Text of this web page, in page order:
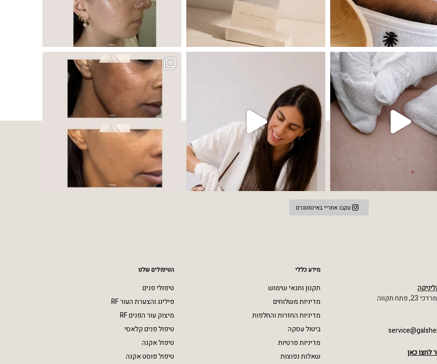
שהעור פשוט צריך לעצור רגע, לנשום ולהתאזן תהליך אחד שיכול לעשות הבדל גדול במראה ובאיכות העור
עקבו אחריי באינסטגרם
תקווה
לחצו כאן
מידע כללי
תקנון ותנאי שימוש
מדיניות משלוחים
מדיניות החזרות והחלפות
ביטול עסקה
מדיניות פרטיות
שאלות נפוצות
הטיפולים שלנו
טיפולי פנים
פילינג והצערת העור RF
מיצוק עור הפנים RF
טיפול פנים קלאסי
טיפול אקנה
טיפול פוסט אקנה